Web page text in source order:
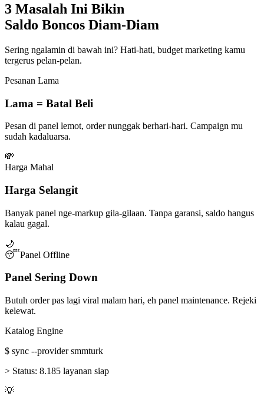
3 Masalah Ini Bikin
Saldo Boncos Diam-Diam
Sering ngalamin di bawah ini? Hati-hati, budget marketing kamu
tergerus pelan-pelan.
Pesanan Lama
Lama = Batal Beli
Pesan di panel lemot, order nunggak berhari-hari. Campaign mu
sudah kadaluarsa.
💸
Harga Mahal
Harga Selangit
Banyak panel nge-markup gila-gilaan. Tanpa garansi, saldo hangus
kalau gagal.
🌙
😴Panel Offline
Panel Sering Down
Butuh order pas lagi viral malam hari, eh panel maintenance. Rejeki
kelewat.
Katalog Engine
$ sync --provider smmturk
> Status: 8.185 layanan siap
💡